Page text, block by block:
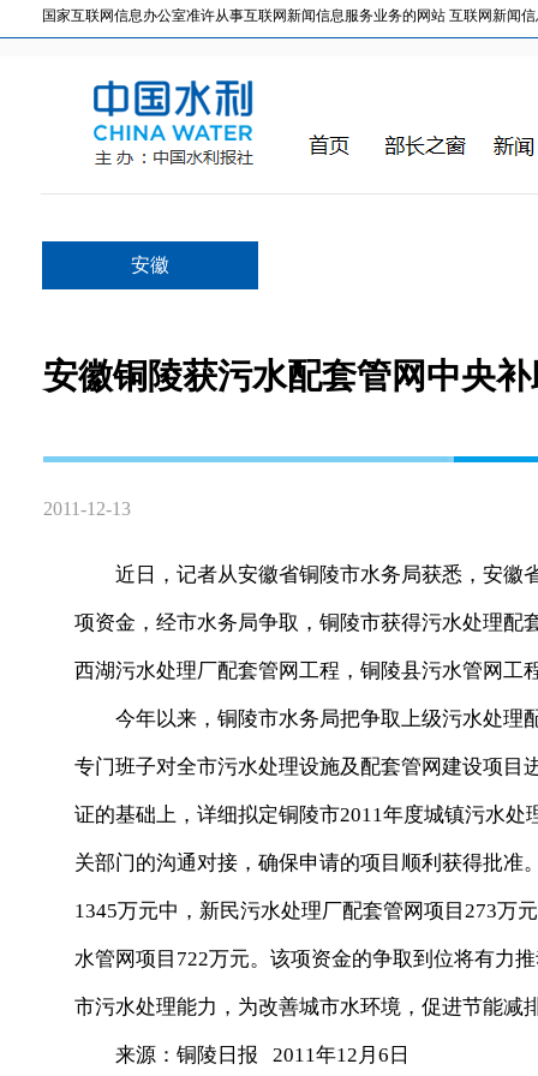
国家互联网信息办公室准许从事互联网新闻信息服务业务的网站 互联网新闻信
安徽
安徽铜陵获污水配套管网中央补
2011-12-13
近日，记者从安徽省铜陵市水务局获悉，安徽
项资金，经市水务局争取，铜陵市获得污水处理配
西湖污水处理厂配套管网工程，铜陵县污水管网工
今年以来，铜陵市水务局把争取上级污水处理
专门班子对全市污水处理设施及配套管网建设项
证的基础上，详细拟定铜陵市2011年度城镇污水
关部门的沟通对接，确保申请的项目顺利获得批
1345万元中，新民污水处理厂配套管网项目273万
水管网项目722万元。该项资金的争取到位将有力
市污水处理能力，为改善城市水环境，促进节能减
来源：铜陵日报 2011年12月6日